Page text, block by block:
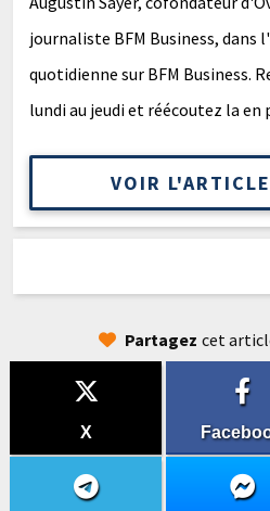
journaliste BFM Business, dans
quotidienne sur BFM Business.
lundi au jeudi et réécoutez la en
VOIR
Partagez cet
X